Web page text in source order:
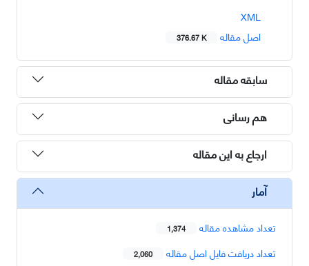
XML
اصل مقاله
376.67 K
سابقه مقاله
هم رسانی
ارجاع به این مقاله
آمار
تعداد مشاهده مقاله 1,374
تعداد دریافت فایل اصل مقاله 2,060